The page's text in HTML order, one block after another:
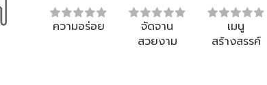
ความอร่อย
จัดจาน
สวยงาม
เมนู
สร้างสรรค์